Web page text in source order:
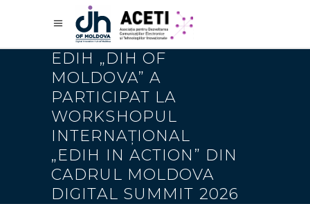
EDIH „DIH OF
MOLDOVA” A
PARTICIPAT LA
WORKSHOPUL
INTERNAȚIONAL
„EDIH IN ACTION” DIN
CADRUL MOLDOVA
DIGITAL SUMMIT 2026